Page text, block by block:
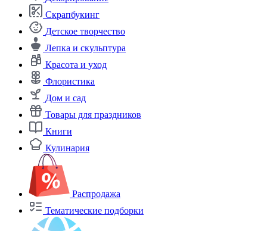
Скрапбукинг
Детское творчество
Лепка и скульптура
Красота и уход
Флористика
Дом и сад
Товары для праздников
Книги
Кулинария
Распродажа
Тематические подборки